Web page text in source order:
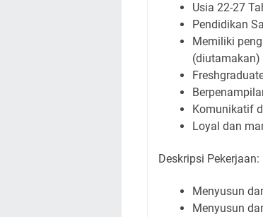
Usia 22-27
Pendidikan
Memiliki
(diutamakan)
Komunikatif
Loyal dan
Deskripsi Pekerjaan:
Menyusun
Menyusun